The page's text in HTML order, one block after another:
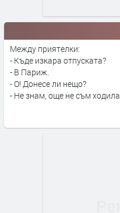
Между приятелки:
- Къде изкара отпуската?
- В Париж.
- О! Донесе ли нещо?
- Не знам, още не съм ходила